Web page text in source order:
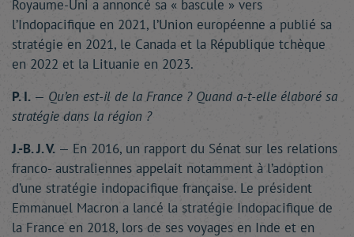
Royaume-Uni a annoncé sa « bascule » vers
l’Indopacifique en 2021, l’Union européenne a publié sa
stratégie en 2021, le Canada et la République tchèque
en 2022 et la Lituanie en 2023.
P. I. — Qu’en est-il de la France ? Quand a-t-elle élaboré sa
stratégie dans la région ?
J.-B. J. V. — En 2016, un rapport du Sénat sur les relations
franco- australiennes appelait notamment à l’adoption
d’une stratégie indopacifique française. Le président
Emmanuel Macron a lancé la stratégie Indopacifique de
la France en 2018, lors de ses voyages en Inde et en